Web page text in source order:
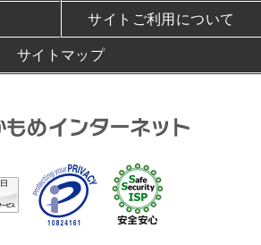
サイトご利用について
サイトマップ